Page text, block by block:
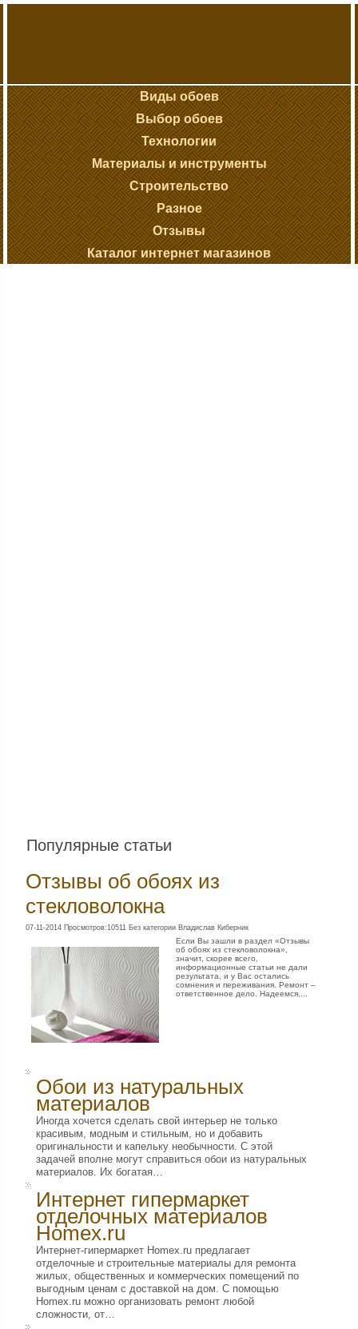
Виды обоев
Выбор обоев
Технологии
Материалы и инструменты
Строительство
Разное
Отзывы
Каталог интернет магазинов
Популярные статьи
Отзывы об обоях из
стекловолокна
07-11-2014 Просмотров:10511 Без категории Владислав Киберник
Если Вы зашли в раздел «Отзывы
об обоях из стекловолокна»,
значит, скорее всего,
информационные статьи не дали
результата, и у Вас остались
сомнения и переживания. Ремонт –
ответственное дело. Надеемся,...
Обои из натуральных
материалов
Иногда хочется сделать свой интерьер не только
красивым, модным и стильным, но и добавить
оригинальности и капельку необычности. С этой
задачей вполне могут справиться обои из натуральных
материалов. Их богатая…
Интернет гипермаркет
отделочных материалов
Homex.ru
Интернет-гипермаркет Homex.ru предлагает
отделочные и строительные материалы для ремонта
жилых, общественных и коммерческих помещений по
выгодным ценам с доставкой на дом. С помощью
Homex.ru можно организовать ремонт любой
сложности, от…